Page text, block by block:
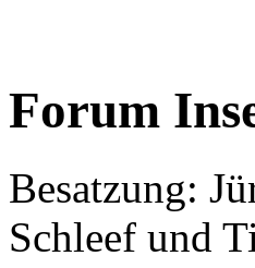
Forum
Besatzung:
Schleef und